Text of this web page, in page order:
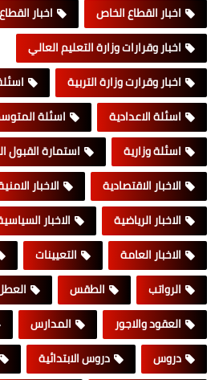
اخبار القطاع الخاص
اخبار
اخبار وقرارات وزارة التعليم العالي
اخبار وقرارت وزارة التربية
اسئلة الاعدادية
اسئلة
اسئلة وزارية
استمارة القبول
الاخبار الاقتصادية
الاخبار
الاخبار الرياضية
الاخبار
الاخبار العامة
التعيينات
الرواتب
الطقس
العقود والاجور
المدارس
دروس
دروس الابتدائية